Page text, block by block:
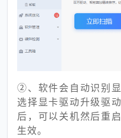
②、软件会自动识别
选择显卡驱动升级驱
后，可以关机然后重
生效。